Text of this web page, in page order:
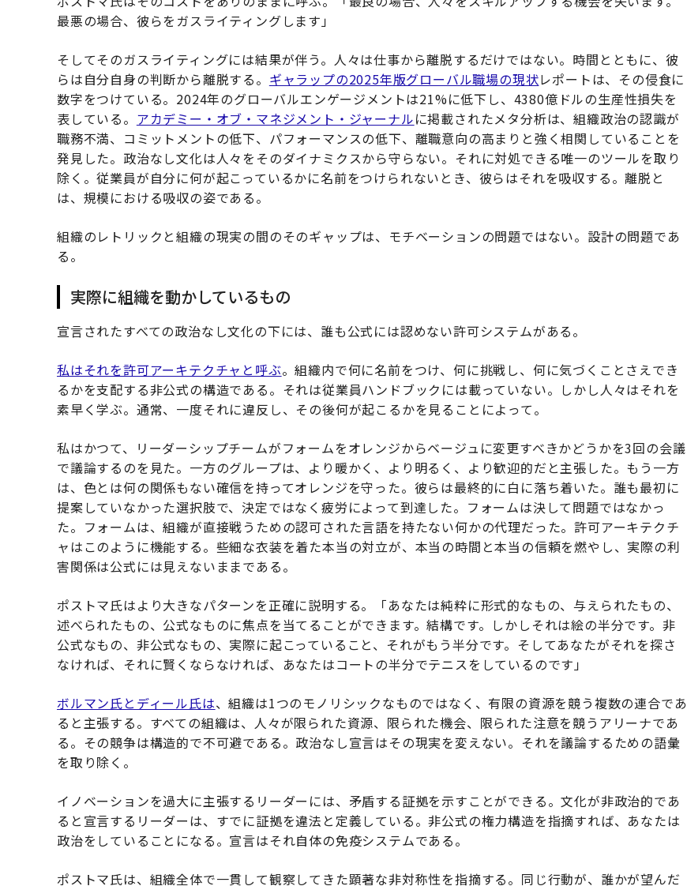
最悪の場合、彼らをガスライティングします」
そしてそのガスライティングには結果が伴う。人々は仕事から離脱するだけではない。時間とともに、彼
らは自分自身の判断から離脱する。 ギャラップの2025年版グローバル職場の現状レポートは、その侵食に
数字をつけている。2024年のグローバルエンゲージメントは21%に低下し、4380億ドルの生産性損失を
表している。 アカデミー・オブ・マネジメント・ジャーナルに掲載されたメタ分析は、組織政治の認識が
職務不満、コミットメントの低下、パフォーマンスの低下、離職意向の高まりと強く相関していることを
発見した。政治なし文化は人々をそのダイナミクスから守らない。それに対処できる唯一のツールを取り
除く。従業員が自分に何が起こっているかに名前をつけられないとき、彼らはそれを吸収する。離脱と
は、規模における吸収の姿である。
組織のレトリックと組織の現実の間のそのギャップは、モチベーションの問題ではない。設計の問題であ
る。
実際に組織を動かしているもの
宣言されたすべての政治なし文化の下には、誰も公式には認めない許可システムがある。
私はそれを許可アーキテクチャと呼ぶ。組織内で何に名前をつけ、何に挑戦し、何に気づくことさえでき
るかを支配する非公式の構造である。それは従業員ハンドブックには載っていない。しかし人々はそれを
素早く学ぶ。通常、一度それに違反し、その後何が起こるかを見ることによって。
私はかつて、リーダーシップチームがフォームをオレンジからベージュに変更すべきかどうかを3回の会議
で議論するのを見た。一方のグループは、より暖かく、より明るく、より歓迎的だと主張した。もう一方
は、色とは何の関係もない確信を持ってオレンジを守った。彼らは最終的に白に落ち着いた。誰も最初に
提案していなかった選択肢で、決定ではなく疲労によって到達した。フォームは決して問題ではなかっ
た。フォームは、組織が直接戦うための認可された言語を持たない何かの代理だった。許可アーキテクチ
ャはこのように機能する。些細な衣装を着た本当の対立が、本当の時間と本当の信頼を燃やし、実際の利
害関係は公式には見えないままである。
ポストマ氏はより大きなパターンを正確に説明する。「あなたは純粋に形式的なもの、与えられたもの、
述べられたもの、公式なものに焦点を当てることができます。結構です。しかしそれは絵の半分です。非
公式なもの、非公式なもの、実際に起こっていること、それがもう半分です。そしてあなたがそれを探さ
なければ、それに賢くならなければ、あなたはコートの半分でテニスをしているのです」
ボルマン氏とディール氏は、組織は1つのモノリシックなものではなく、有限の資源を競う複数の連合であ
ると主張する。すべての組織は、人々が限られた資源、限られた機会、限られた注意を競うアリーナであ
る。その競争は構造的で不可避である。政治なし宣言はその現実を変えない。それを議論するための語彙
を取り除く。
イノベーションを過大に主張するリーダーには、矛盾する証拠を示すことができる。文化が非政治的であ
ると宣言するリーダーは、すでに証拠を違法と定義している。非公式の権力構造を指摘すれば、あなたは
政治をしていることになる。宣言はそれ自体の免疫システムである。
ポストマ氏は、組織全体で一貫して観察してきた顕著な非対称性を指摘する。同じ行動が、誰かが望んだ